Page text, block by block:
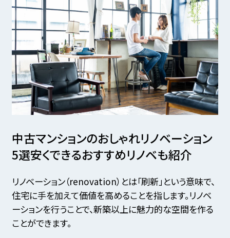
中古マンションのおしゃれリノベーション
5選安くできるおすすめリノベも紹介
リノベーション（renovation）とは「刷新」という意味で、
住宅に手を加えて価値を高めることを指します。リノベ
ーションを行うことで、新築以上に魅力的な空間を作る
ことができます。